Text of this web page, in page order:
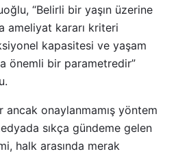
“Belirli bir yaşın üzerine
ameliyat kararı kriteri
kapasitesi ve yaşam
önemli bir parametredir”
ancak onaylanmamış yöntem
sıkça gündeme gelen
halk arasında merak